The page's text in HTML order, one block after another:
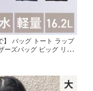
】 バッグ トート ラップ
ーズバッグ ビッグ リボ
グ 軽い はっ水 軽量
三 推し活 推し活バッ